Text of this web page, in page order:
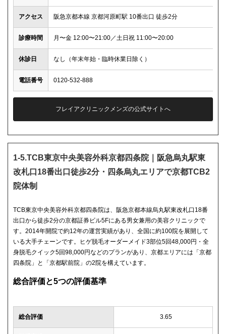
アクセス 阪急京都本線 京都河原町駅 10番出口 徒歩2分
診療時間 月〜金 12:00〜21:00／土日祝 11:00〜20:00
休診日 なし（年末年始・臨時休業日除く）
電話番号 0120-532-888
フレイアクリニックメンズの公式サイトへ
1-5.TCB東京中央美容外科京都四条院｜阪急烏丸駅東
改札口18番出口徒歩2分・四条烏丸エリアで京都TCB2
院体制
TCB東京中央美容外科京都四条院は、阪急京都本線烏丸駅東改札口18番
出口から徒歩2分の京都証券ビル5Fにある男女兼用の美容クリニックで
す。2014年開院で約12年の運営実績があり、全国に約100院を展開して
いる大手チェーンです。ヒゲ脱毛オーダーメイド3部位5回48,000円・全
身脱毛クイック5回98,000円などのプランがあり、京都エリアには「京都
四条院」と「京都駅前院」の2院を構えています。
総合評価と5つの評価基準
総合評価 3.65